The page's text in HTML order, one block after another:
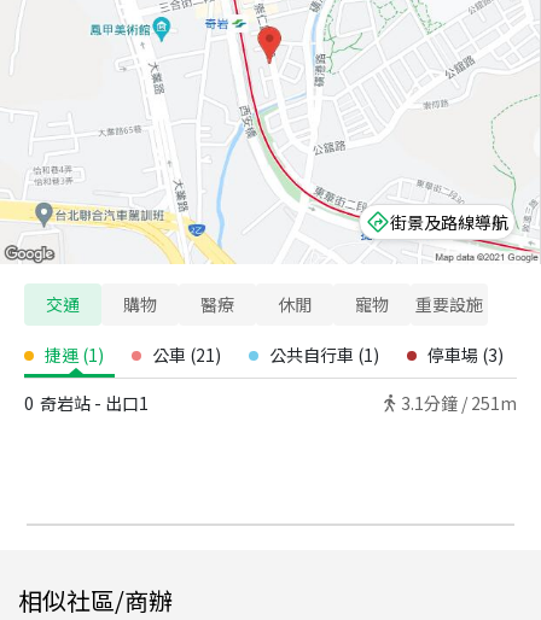
街景及路線導航
交通 購物 醫療 休閒 寵物 重要設施
捷運 (1) 公車 (21) 公共自行車 (1) 停車場 (3)
0 奇岩站 - 出口1 3.1分鐘 / 251m
相似社區/商辦